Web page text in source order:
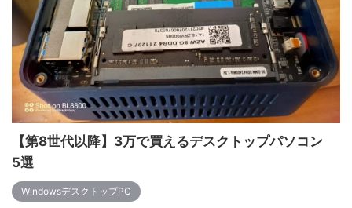
【第8世代以降】3万で買えるデスクトップパソコン
5選
WindowsデスクトップPC